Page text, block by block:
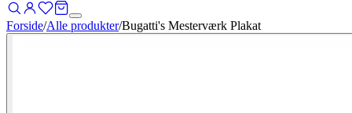
Forside/Alle produkter/Bugatti's Mesterværk Plakat